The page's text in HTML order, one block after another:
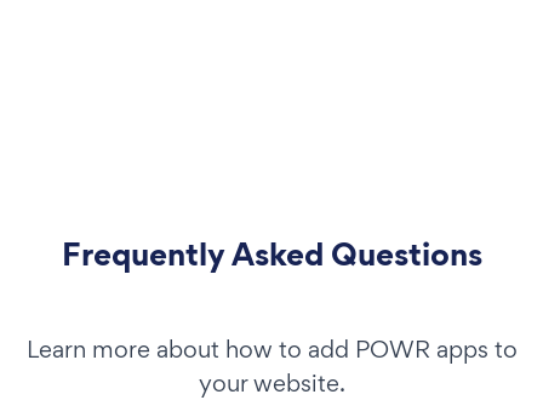
Frequently Asked Questions
Learn more about how to add POWR apps to
your website.